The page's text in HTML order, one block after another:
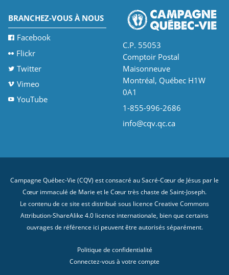
BRANCHEZ-VOUS À NOUS
Facebook
Flickr
Twitter
Vimeo
YouTube
C.P. 55053
Comptoir Postal
Maisonneuve
Montréal, Québec H1W
0A1
1-855-996-2686
info@cqv.qc.ca
Campagne Québec-Vie (CQV) est consacré au Sacré-Cœur de Jésus par le
Cœur immaculé de Marie et le Cœur très chaste de Saint-Joseph.
Le contenu de ce site est distribué sous licence Creative Commons
Attribution-ShareAlike 4.0 licence internationale, bien que certains
ouvrages de référence ici peuvent être autorisés séparément.
Politique de confidentialité
Connectez-vous à votre compte